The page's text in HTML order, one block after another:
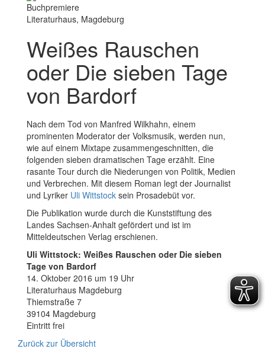
Buchpremiere
Literaturhaus, Magdeburg
Weißes Rauschen
oder Die sieben Tage
von Bardorf
Nach dem Tod von Manfred Wilkhahn, einem
prominenten Moderator der Volksmusik, werden nun,
wie auf einem Mixtape zusammengeschnitten, die
folgenden sieben dramatischen Tage erzählt. Eine
rasante Tour durch die Niederungen von Politik, Medien
und Verbrechen. Mit diesem Roman legt der Journalist
und Lyriker Uli Wittstock sein Prosadebüt vor.
Die Publikation wurde durch die Kunststiftung des
Landes Sachsen-Anhalt gefördert und ist im
Mitteldeutschen Verlag erschienen.
Uli Wittstock: Weißes Rauschen oder Die sieben
Tage von Bardorf
14. Oktober 2016 um 19 Uhr
Literaturhaus Magdeburg
Thiemstraße 7
39104 Magdeburg
Eintritt frei
Zurück zur Übersicht